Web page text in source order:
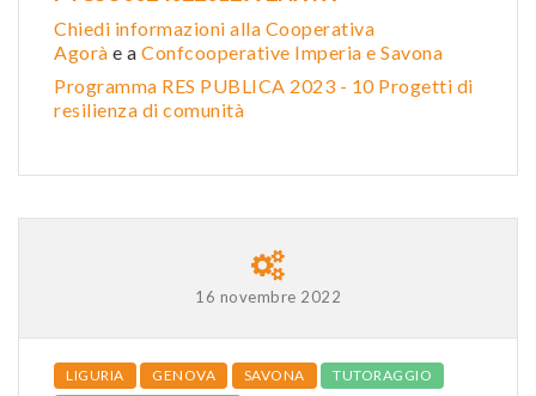
Chiedi informazioni alla Cooperativa
Agorà e a Confcooperative Imperia e Savona
Programma RES PUBLICA 2023 - 10 Progetti di
resilienza di comunità
16 novembre 2022
LIGURIA GENOVA SAVONA
TUTORAGGIO